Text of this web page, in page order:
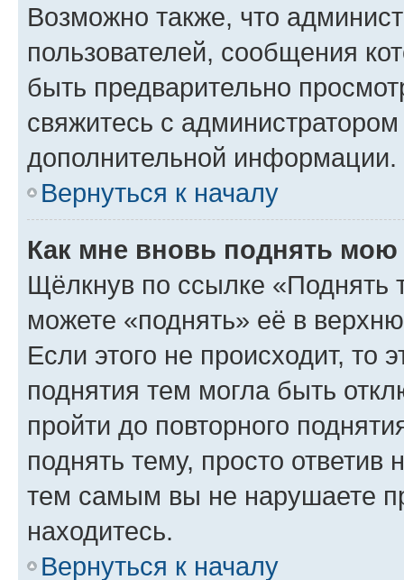
Возможно также, что
пользователей, сообщения
быть предварительно
свяжитесь с
дополнительной информации.
Вернуться к началу
Как мне вновь поднять мою
Щёлкнув по ссылке «Поднять
можете «поднять» её в
Если этого не происходит, то
поднятия тем могла быть
пройти до повторного
поднять тему, просто ответив
тем самым вы не нарушаете
находитесь.
Вернуться к началу